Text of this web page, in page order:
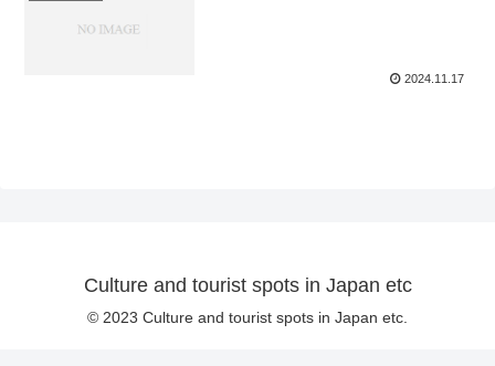
2024.11.17
Culture and tourist spots in Japan etc
© 2023 Culture and tourist spots in Japan etc.